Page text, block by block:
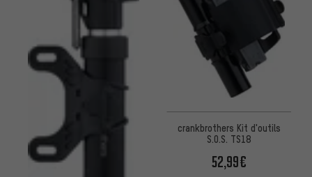
crankbrothers Kit d'outils
S.O.S. TS18
52,99€